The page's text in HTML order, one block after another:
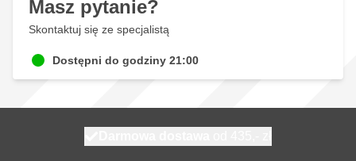
Masz pytanie?
Skontaktuj się ze specjalistą
Dostępni do godziny 21:00